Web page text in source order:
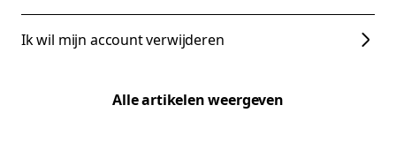
Ik wil mijn account verwijderen
Alle artikelen weergeven